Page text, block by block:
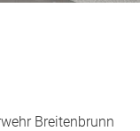
Breitenbrunn